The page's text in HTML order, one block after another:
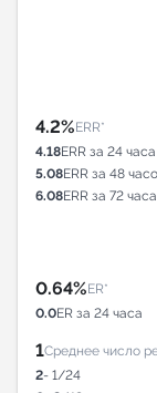
4.2%ERR*
4.18ERR за 24 часа
5.08ERR за 48
6.08ERR за 72 часа
0.64%ER*
0.0ER за 24 часа
1Среднее число
2- 1/24